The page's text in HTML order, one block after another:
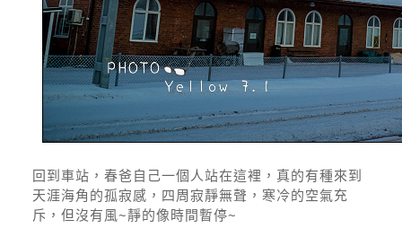
回到車站，春爸自己一個人站在這裡，真的有種來到
天涯海角的孤寂感，四周寂靜無聲，寒冷的空氣充
斥，但沒有風~靜的像時間暫停~